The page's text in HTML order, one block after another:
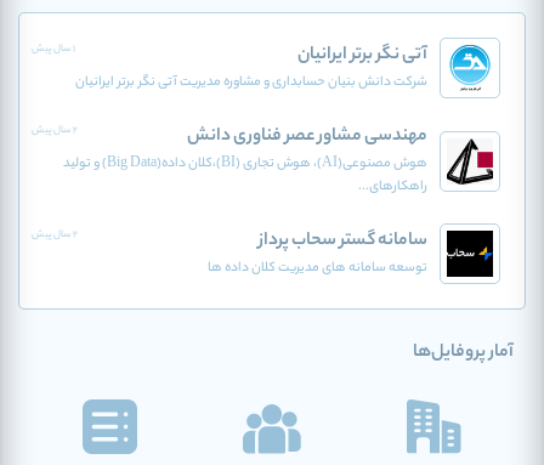
آتی نگر برتر ایرانیان 1 سال پیش
شرکت دانش بنیان حسابداری و مشاوره مدیریت آتی نگر برتر ایرانیان
مهندسی مشاور عصر فناوری دانش 2 سال پیش
هوش مصنوعی(AI)، هوش تجاری (BI)،کلان داده(Big Data) و تولید
راهکارهای...
سامانه گستر سحاب پرداز 2 سال پیش
توسعه سامانه های مدیریت کلان داده ها
آمار پروفایل‌ها